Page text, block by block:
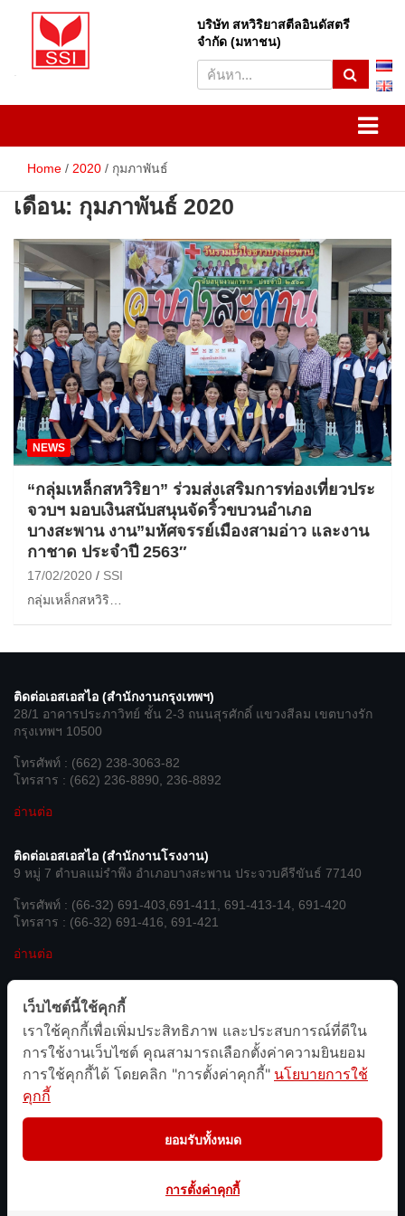
Sahaviriya Steel Industries
PLC
บริษัท สหวิริยาสตีลอินดัสตรี
จำกัด (มหาชน)
S
e
c
Home 2020 กุมภาพันธ์
เดือน: กุมภาพันธ์ 2020
NEWS
“กลุ่มเหล็กสหวิริยา” ร่วมส่งเสริมการท่องเที่ยวประ
จวบฯ มอบเงินสนับสนุนจัดริ้วขบวนอำเภอ
บางสะพาน งาน”มหัศจรรย์เมืองสามอ่าว และงาน
กาชาด ประจำปี 2563″
17/02/2020
SSI
กลุ่มเหล็กสหวิริ…
ติดต่อเอสเอสไอ (สำนักงานกรุงเทพฯ)
28/1 อาคารประภาวิทย์ ชั้น 2-3 ถนนสุรศักดิ์ แขวงสีลม เขตบางรัก
กรุงเทพฯ 10500
โทรศัพท์ : (662) 238-3063-82
โทรสาร : (662) 236-8890, 236-8892
อ่านต่อ
ติดต่อเอสเอสไอ (สำนักงานโรงงาน)
9 หมู่ 7 ตำบลแม่รำพึง อำเภอบางสะพาน ประจวบคีรีขันธ์ 77140
โทรศัพท์ : (66-32) 691-403,691-411, 691-413-14, 691-420
โทรสาร : (66-32) 691-416, 691-421
อ่านต่อ
เชื่อมต่อกับเรา
We’re on Social Networks. Follow us & get in touch.
facebookline twitter instagramyoutubeadmin-
นโยบายการคุ้มครองข้อมูลส่วนบุคคล
เว็บไซต์นี้ใช้คุกกี้
เราใช้คุกกี้เพื่อเพิ่มประสิทธิภาพ และประสบการณ์ที่ดีใน
การใช้งานเว็บไซต์ คุณสามารถเลือกตั้งค่าความยินยอม
การใช้คุกกี้ได้ โดยคลิก "การตั้งค่าคุกกี้" นโยบายการใช้
คุกกี้
ยอมรับทั้งหมด
การตั้งค่าคุกกี้